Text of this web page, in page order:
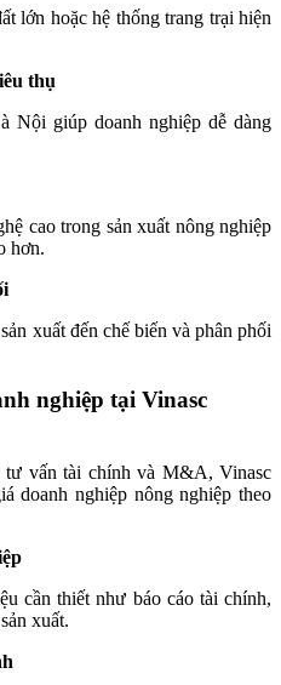
lớn hoặc hệ thống trang trại hiện
thụ
giúp doanh nghiệp dễ dàng
cao trong sản xuất nông nghiệp
hơn.
xuất đến chế biến và phân phối
nghiệp tại Vinasc
vấn tài chính và M&A, Vinasc
doanh nghiệp nông nghiệp theo
cần thiết như báo cáo tài chính,
xuất.